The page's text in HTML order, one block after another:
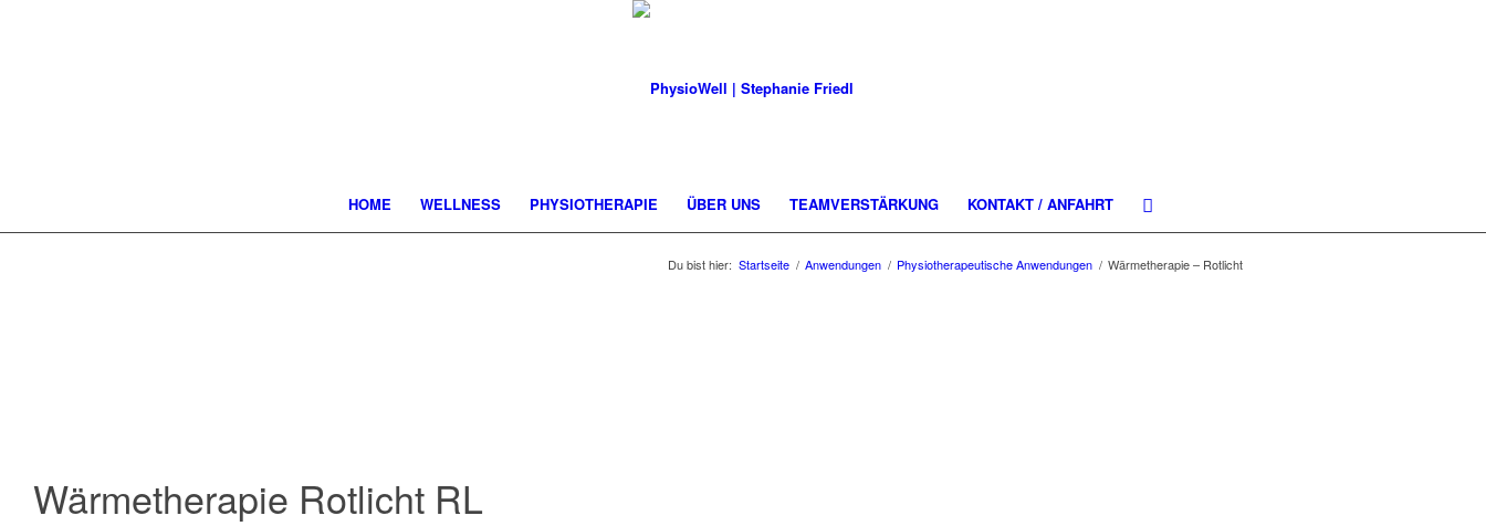
HOME WELLNESS PHYSIOTHERAPIE ÜBER UNS TEAMVERSTÄRKUNG KONTAKT / ANFAHRT
Du bist hier: Startseite / Anwendungen / Physiotherapeutische Anwendungen / Wärmetherapie – Rotlicht
Wärmetherapie Rotlicht RL